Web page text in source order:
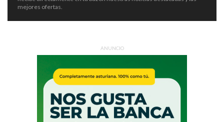
mejores ofertas.
ANUNCIO